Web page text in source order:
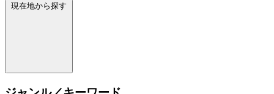
現在地から探す